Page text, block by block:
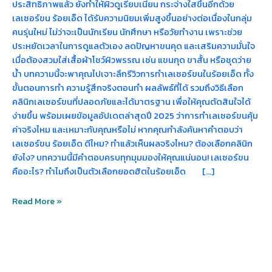
ประสิทธิภาพแล้ว ยังทำให้ผิวดูเรียบเนียน กระจ่างใสขึ้นอีกด้วย
เลเซอร์ขน ร้อยเอ็ด ได้รับความนิยมเพิ่มสูงขึ้นอย่างต่อเนื่องในกลุ่ม
คนรุ่นใหม่ ไม่ว่าจะเป็นนักเรียน นักศึกษา หรือวัยทำงาน เพราะช่วย
ประหยัดเวลาในการดูแลตัวเอง ลดปัญหาขนคุด และเสริมความมั่นใจ
เมื่อต้องสวมใส่เสื้อผ้าโชว์ผิวพรรณ เช่น แขนกุด ขาสั้น หรือชุดว่าย
น้ำ บทความนี้จะพาคุณไปเจาะลึกรีวิวการทำเลเซอร์ขนในร้อยเอ็ด ทั้ง
ขั้นตอนการทำ ความรู้สึกจริงตอนทำ ผลลัพธ์ที่ได้ รวมถึงวิธีเลือก
คลินิกเลเซอร์ขนที่ปลอดภัยและได้มาตรฐาน เพื่อให้คุณตัดสินใจได้
ง่ายขึ้น พร้อมเผยข้อมูลอัปเดตล่าสุดปี 2025 ว่าการทำเลเซอร์ขนคุ้ม
ค่าจริงไหม และเหมาะกับคุณหรือไม่ หากคุณกำลังค้นหาคำตอบว่า
เลเซอร์ขน ร้อยเอ็ด ดีไหม? ทำแล้วเห็นผลจริงไหม? ต้องเลือกคลินิก
ยังไง? บทความนี้มีคำตอบครบทุกมุมมองให้คุณแน่นอน! เลเซอร์ขน
คืออะไร? ทำไมถึงเป็นตัวเลือกยอดฮิตในร้อยเอ็ด […]
Read More »